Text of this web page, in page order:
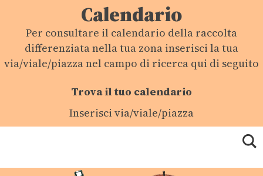
Calendario
Per consultare il calendario della raccolta
differenziata nella tua zona inserisci la tua
via/viale/piazza nel campo di ricerca qui di seguito
Trova il tuo calendario
Inserisci via/viale/piazza